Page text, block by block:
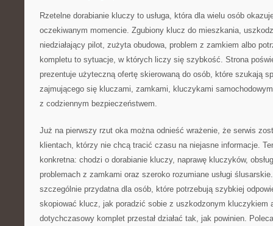
Rzetelne dorabianie kluczy to usługa, która dla wielu osób
oczekiwanym momencie. Zgubiony klucz do mieszkania,
niedziałający pilot, zużyta obudowa, problem z zamkiem albo
kompletu to sytuacje, w których liczy się szybkość. Strona
prezentuje użyteczną ofertę skierowaną do osób, które szukają
zajmującego się kluczami, zamkami, kluczykami
z codziennym bezpieczeństwem.
Już na pierwszy rzut oka można odnieść wrażenie, że serwis
klientach, którzy nie chcą tracić czasu na niejasne informacje.
konkretna: chodzi o dorabianie kluczy, naprawę kluczyków,
problemach z zamkami oraz szeroko rozumiane usługi
szczególnie przydatna dla osób, które potrzebują szybkiej
skopiować klucz, jak poradzić sobie z uszkodzonym kluczykiem
dotychczasowy komplet przestał działać tak, jak powinien.